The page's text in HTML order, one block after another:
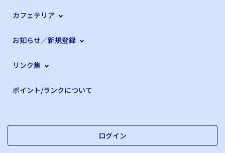
カフェテリア
お知らせ／新規登録
リンク集
ポイント/ランクについて
ログイン